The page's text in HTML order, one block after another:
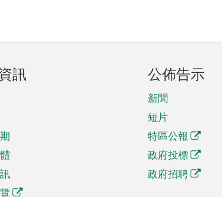
訊 公佈告示
新聞
短片
特區公報
政府投標
政府招聘